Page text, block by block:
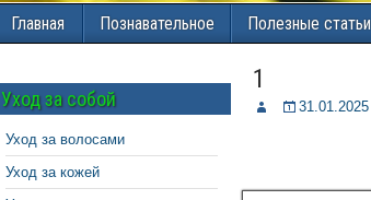
Главная Познавательное Полезные статьи
1
31.01.2025
Уход за собой
Уход за волосами
Уход за кожей